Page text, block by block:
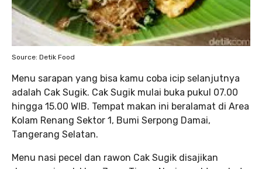
Source: Detik Food
Menu sarapan yang bisa kamu coba icip selanjutnya
adalah Cak Sugik. Cak Sugik mulai buka pukul 07.00
hingga 15.00 WIB. Tempat makan ini beralamat di Area
Kolam Renang Sektor 1, Bumi Serpong Damai,
Tangerang Selatan.
Menu nasi pecel dan rawon Cak Sugik disajikan